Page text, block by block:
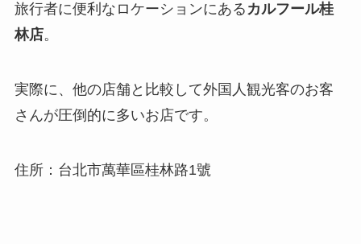
旅行者に便利なロケーションにある カルフール桂
林店。
実際に、他の店舗と比較して外国人観光客のお客
さんが圧倒的に多いお店です。
住所：台北市萬華區桂林路1號